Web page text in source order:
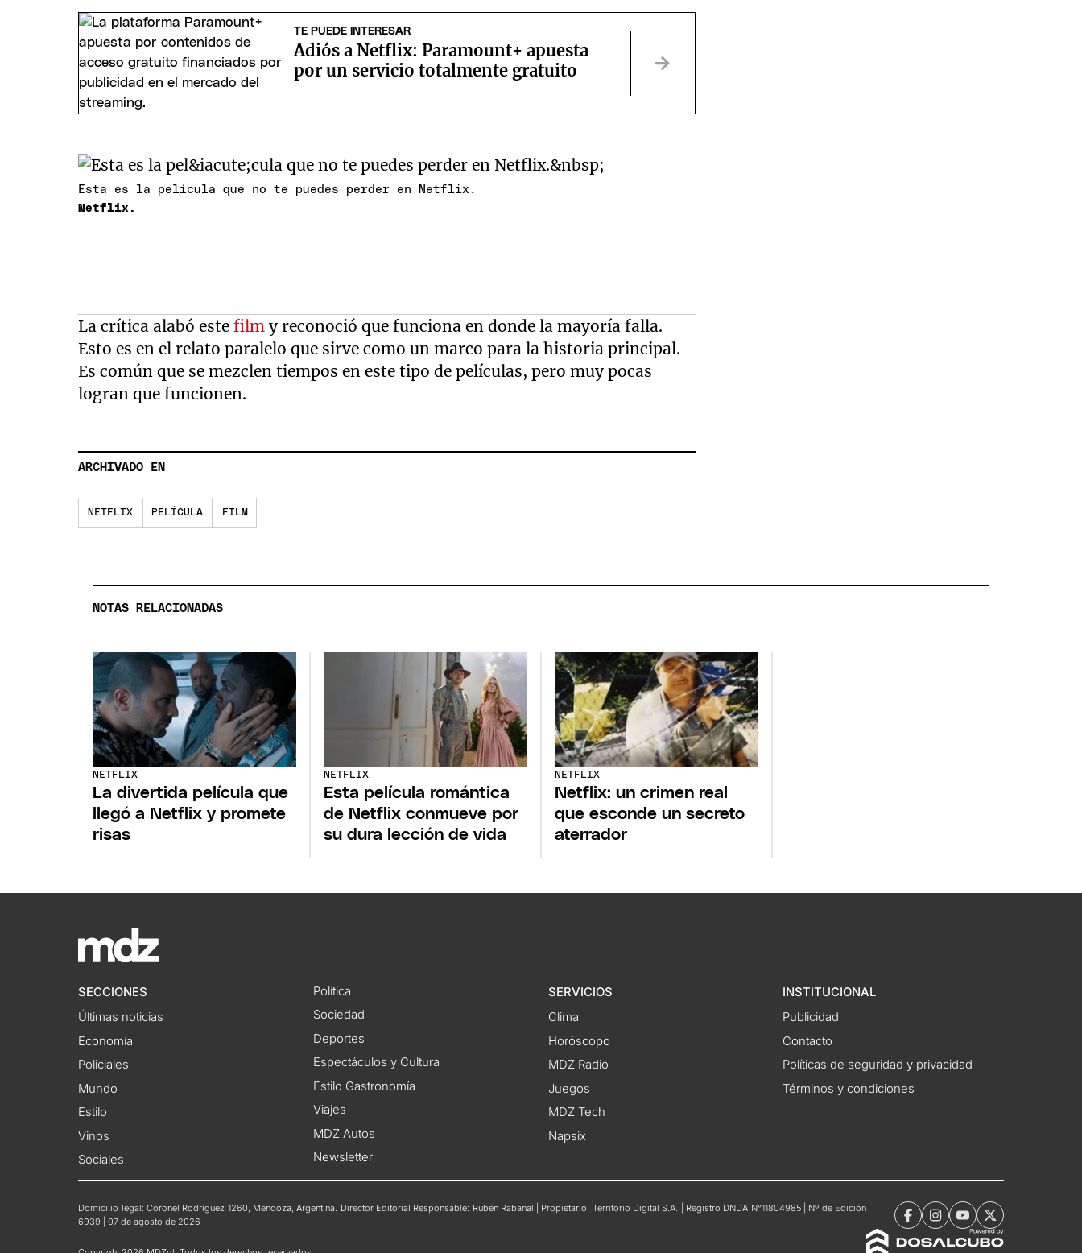
TE PUEDE INTERESAR
Adiós a Netflix: Paramount+ apuesta
por un servicio totalmente gratuito
Esta es la película que no te puedes perder en Netflix.
Netflix.
La crítica alabó estefilm y reconoció que funciona en donde la mayoría falla.
Esto es en el relato paralelo que sirve como un marco para la historia principal.
Es común que se mezclen tiempos en este tipo de películas, pero muy pocas
logran que funcionen.
ARCHIVADO EN
NETFLIX PELÍCULA FILM
NOTAS RELACIONADAS
NETFLIX
La divertida película que
llegó a Netflix y promete
risas
NETFLIX
Esta película romántica
de Netflix conmueve por
su dura lección de vida
NETFLIX
Netflix: un crimen real
que esconde un secreto
aterrador
SECCIONES
Últimas noticias
Economía
Policiales
Mundo
Estilo
Vinos
Sociales
Política
Sociedad
Deportes
Espectáculos y Cultura
Estilo Gastronomía
Viajes
MDZ Autos
Newsletter
SERVICIOS
Clima
Horóscopo
MDZ Radio
Juegos
MDZ Tech
Napsix
INSTITUCIONAL
Publicidad
Contacto
Políticas de seguridad y privacidad
Términos y condiciones
Domicilio legal: Coronel Rodríguez 1260, Mendoza, Argentina. Director Editorial Responsable: Rubén Rabanal | Propietario: Territorio Digital S.A. | Registro DNDA N°11804985 | Nº de Edición
6939 | 07 de agosto de 2026